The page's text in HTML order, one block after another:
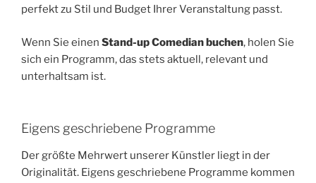
perfekt zu Stil und Budget Ihrer Veranstaltung passt.
Wenn Sie einen Stand-up Comedian buchen, holen Sie
sich ein Programm, das stets aktuell, relevant und
unterhaltsam ist.
Eigens geschriebene Programme
Der größte Mehrwert unserer Künstler liegt in der
Originalität. Eigens geschriebene Programme kommen